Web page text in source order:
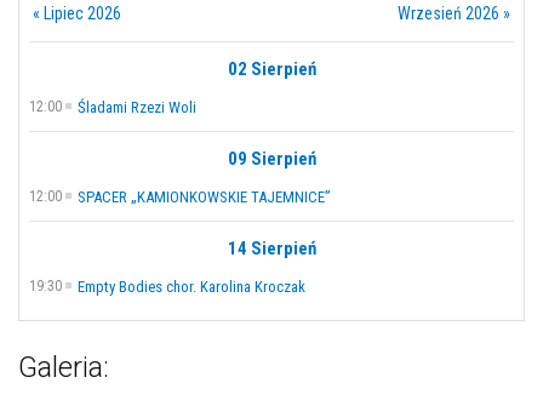
« Lipiec 2026
Wrzesień 2026 »
02 Sierpień
12:00 Śladami Rzezi Woli
09 Sierpień
12:00 SPACER „KAMIONKOWSKIE TAJEMNICE”
14 Sierpień
19:30 Empty Bodies chor. Karolina Kroczak
Galeria: